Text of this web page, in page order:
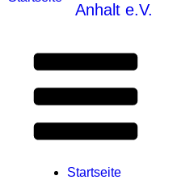
Anhalt e.V.
Startseite